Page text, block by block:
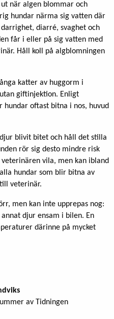
när algen blommar och
hundar närma sig vatten där
diarré, svaghet och
får i eller på sig vatten med
Håll koll på algblomningen
katter av huggorm i
giftinjektion. Enligt
hundar oftast bitna i nos, huvud
blivit bitet och håll det stilla
rör sig desto mindre risk
vila, men kan ibland
hundar som blir bitna av
veterinär.
men kan inte upprepas nog:
djur ensam i bilen. En
därinne på mycket
av Tidningen